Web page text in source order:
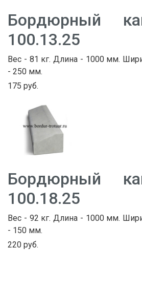
Бордюрный
100.13.25
Вес - 81 кг. Длина - 1000 мм.
- 250 мм.
175 руб.
Бордюрный
100.18.25
Вес - 92 кг. Длина - 1000 мм.
- 150 мм.
220 руб.